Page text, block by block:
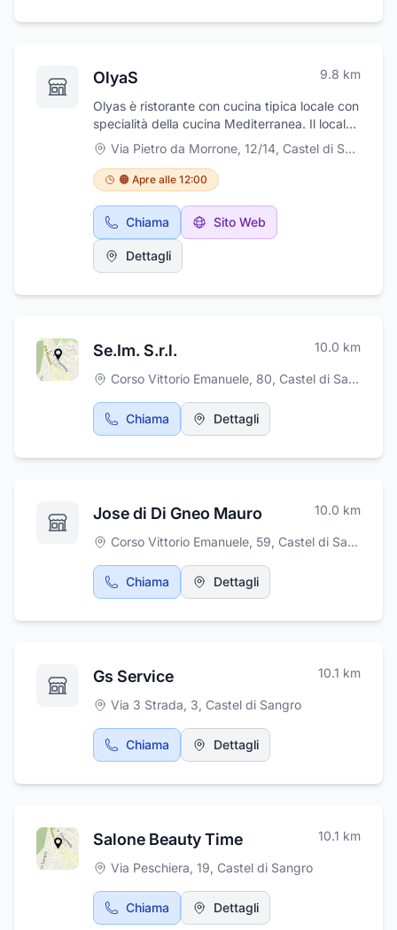
più offre il servizio di noleggio auto e servizio
OlyaS 9.8 km
Olyas è ristorante con cucina tipica locale con
specialità della cucina Mediterranea. Il locale,
dall'ambiente rustico e accogliente, vi
propone antipasti locali con taglieri ricchi di
sfiziosità, pizzette e fritti, ma anche specialità
di carne come gli ottimi arrosticini e piatti a
base di pesce.Location adatta per eventi
privati e feste, Olyas vi aspetta nel cuore di
Castel di Sangro in provincia de L'Aquila.
Via Pietro da Morrone, 12/14, Castel di Sangro
🟠 Apre alle 12:00
Chiama Sito Web
Dettagli
Se.Im. S.r.l. 10.0 km
Corso Vittorio Emanuele, 80, Castel di Sangro
Chiama Dettagli
Jose di Di Gneo Mauro 10.0 km
Corso Vittorio Emanuele, 59, Castel di Sangro
Chiama Dettagli
Gs Service 10.1 km
Via 3 Strada, 3, Castel di Sangro
Chiama Dettagli
Salone Beauty Time 10.1 km
Via Peschiera, 19, Castel di Sangro
Chiama Dettagli